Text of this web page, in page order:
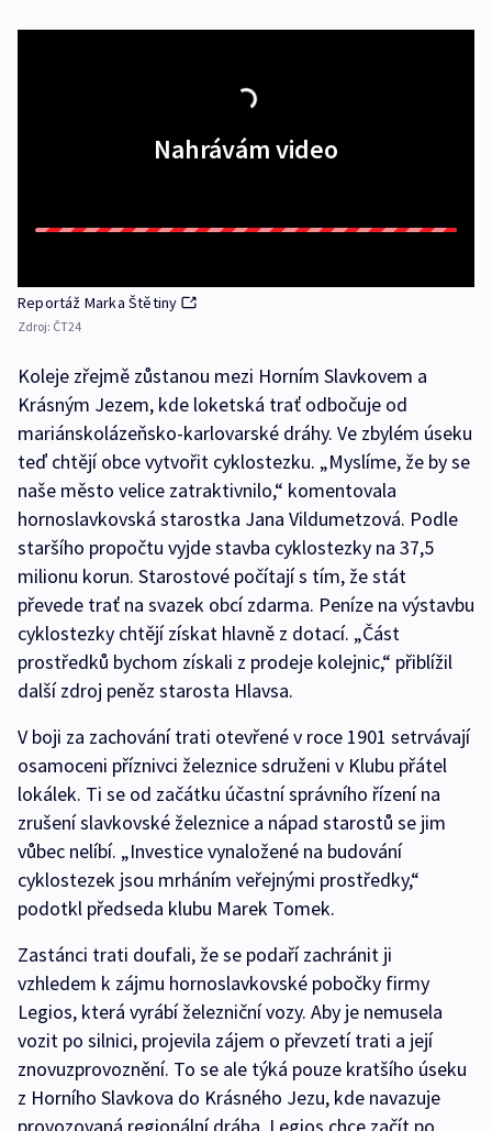
Nahrávám video
Reportáž Marka Štětiny
Zdroj: ČT24
Koleje zřejmě zůstanou mezi Horním Slavkovem a
Krásným Jezem, kde loketská trať odbočuje od
mariánskolázeňsko-karlovarské dráhy. Ve zbylém úseku
teď chtějí obce vytvořit cyklostezku. „Myslíme, že by se
naše město velice zatraktivnilo,“ komentovala
hornoslavkovská starostka Jana Vildumetzová. Podle
staršího propočtu vyjde stavba cyklostezky na 37,5
milionu korun. Starostové počítají s tím, že stát
převede trať na svazek obcí zdarma. Peníze na výstavbu
cyklostezky chtějí získat hlavně z dotací. „Část
prostředků bychom získali z prodeje kolejnic,“ přiblížil
další zdroj peněz starosta Hlavsa.
V boji za zachování trati otevřené v roce 1901 setrvávají
osamoceni příznivci železnice sdruženi v Klubu přátel
lokálek. Ti se od začátku účastní správního řízení na
zrušení slavkovské železnice a nápad starostů se jim
vůbec nelíbí. „Investice vynaložené na budování
cyklostezek jsou mrháním veřejnými prostředky,“
podotkl předseda klubu Marek Tomek.
Zastánci trati doufali, že se podaří zachránit ji
vzhledem k zájmu hornoslavkovské pobočky firmy
Legios, která vyrábí železniční vozy. Aby je nemusela
vozit po silnici, projevila zájem o převzetí trati a její
znovuzprovoznění. To se ale týká pouze kratšího úseku
z Horního Slavkova do Krásného Jezu, kde navazuje